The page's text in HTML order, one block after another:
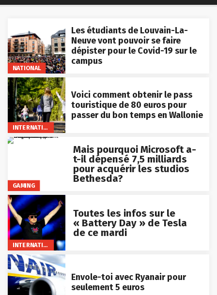
NATIONAL
Les étudiants de Louvain-La-
Neuve vont pouvoir se faire
dépister pour le Covid-19 sur le
campus
INTERNATIONAL
Voici comment obtenir le pass
touristique de 80 euros pour
passer du bon temps en Wallonie
GAMING
Mais pourquoi Microsoft a-
t-il dépensé 7,5 milliards
pour acquérir les studios
Bethesda?
INTERNATIONAL
Toutes les infos sur le
« Battery Day » de Tesla
de ce mardi
Envole-toi avec Ryanair pour
seulement 5 euros